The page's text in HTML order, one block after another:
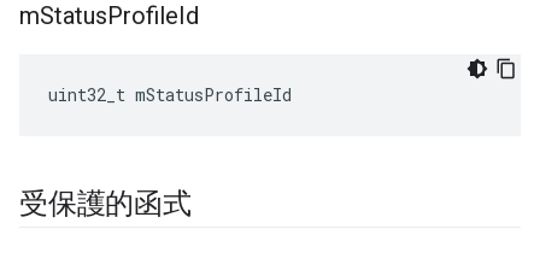
mStatusProfileId
uint32_t mStatusProfileId
受保護的函式